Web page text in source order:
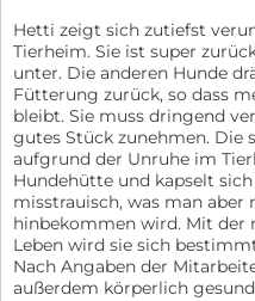
Hetti zeigt sich zutiefst
Tierheim. Sie ist super
unter. Die anderen Hunde
Fütterung zurück, so dass
bleibt. Sie muss dringend
gutes Stück zunehmen. Die
aufgrund der Unruhe im
Hundehütte und kapselt
misstrauisch, was man aber
hinbekommen wird. Mit der
Leben wird sie sich
Nach Angaben der
außerdem körperlich